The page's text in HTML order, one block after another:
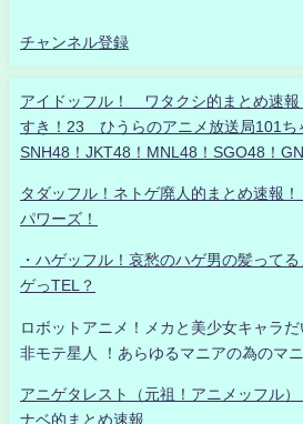
チャンネル登録
アイドッフル！ ワタクシ的まとめ速
すき！23 ひうらのアニメ放送局101ち
SNH48！JKT48！MNL48！SGO48！
タダッフル！ネトゲ廃人的まとめ速報
パワーズ！
・ハゲッフル！哀愁のハゲ男の髪って
ゲっTEL？
ロボットアニメ！メカと美少女キャラ
非モテ星人 ！あらゆるマニアの為のマ
アニゲタレスト（元祖！アニメッフル
ナベ的まとめ速報